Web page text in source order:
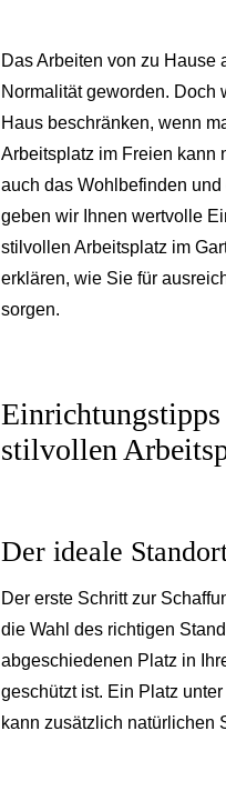
Das Arbeiten von zu Hause
Normalität geworden. Doch
Haus beschränken, wenn
Arbeitsplatz im Freien kann
auch das Wohlbefinden und
geben wir Ihnen wertvolle
stilvollen Arbeitsplatz im
erklären, wie Sie für
sorgen.
stilvollen
Der ideale
Der erste Schritt zur
die Wahl des richtigen
abgeschiedenen Platz in
geschützt ist. Ein Platz
kann zusätzlich natürlichen